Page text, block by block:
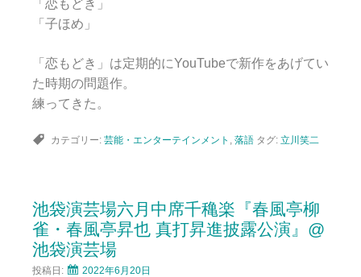
「恋もどき」
「子ほめ」
「恋もどき」は定期的にYouTubeで新作をあげてい
た時期の問題作。
練ってきた。
カテゴリー: 芸能・エンターテインメント , 落語 タグ: 立川笑二
池袋演芸場六月中席千穐楽『春風亭柳
雀・春風亭昇也 真打昇進披露公演』@
池袋演芸場
投稿日: 2022年6月20日